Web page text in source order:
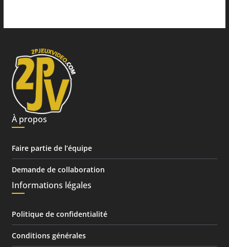
À propos
Faire partie de l’équipe
Demande de collaboration
Informations légales
Politique de confidentialité
Conditions générales